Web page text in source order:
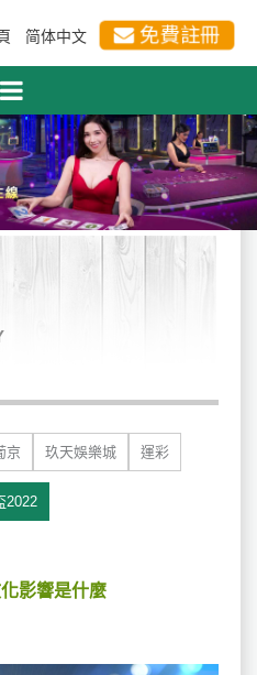
简体中文 免費註冊
球賽2022年世界杯的文化影響是什麼
京 玖天娛樂城 運彩
2022
影響是什麼